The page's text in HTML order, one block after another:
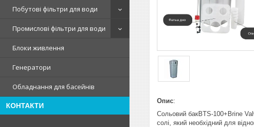
Побутові фільтри для води
Промислові фільтри для води
Блоки живлення
Генератори
Обладнання для басейнів
КОНТАКТИ
Опис:
Сольовий бакBTS-100+Brine
солі, який необхідний для